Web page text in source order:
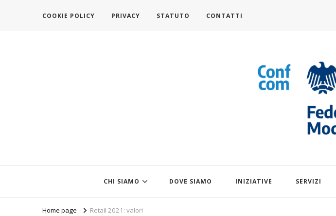
COOKIE POLICY PRIVACY STATUTO CONTATTI
CHI SIAMO DOVE SIAMO INIZIATIVE SERVIZI
Home page Retail 2021: valori